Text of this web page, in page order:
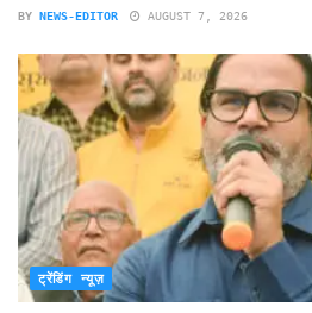
BY NEWS-EDITOR AUGUST 7, 2026
ट्रेंडिंग न्यूज़